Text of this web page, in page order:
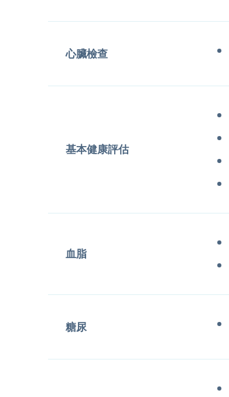
心臟檢查
基本健康評估
血脂
糖尿